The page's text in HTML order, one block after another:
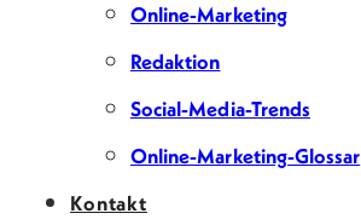
Online-Marketing
Redaktion
Social-Media-Trends
Online-Marketing-Glossar
Kontakt